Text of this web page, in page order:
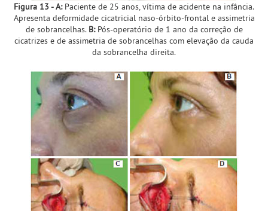
Figura 13 - A:Paciente de 25 anos, vítima de acidente na infância.
Apresenta deformidade cicatricial naso-órbito-frontal e assimetria
de sobrancelhas. B:Pós-operatório de 1 ano da correção de
cicatrizes e de assimetria de sobrancelhas com elevação da cauda
da sobrancelha direita.